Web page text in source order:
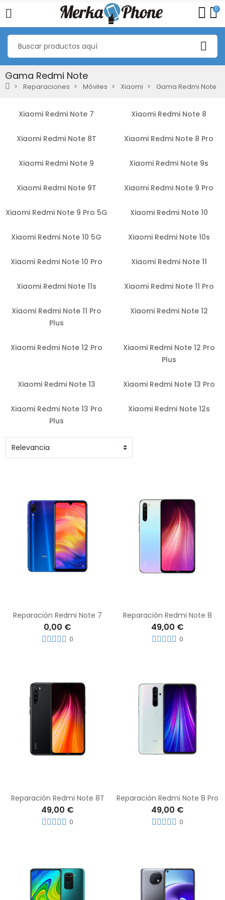
0
Gama Redmi Note
Reparaciones Móviles Xiaomi Gama Redmi Note
Xiaomi Redmi Note 7 Xiaomi Redmi Note 8
Xiaomi Redmi Note 8T Xiaomi Redmi Note 8 Pro
Xiaomi Redmi Note 9 Xiaomi Redmi Note 9s
Xiaomi Redmi Note 9T Xiaomi Redmi Note 9 Pro
Xiaomi Redmi Note 9 Pro 5G Xiaomi Redmi Note 10
Xiaomi Redmi Note 10 5G Xiaomi Redmi Note 10s
Xiaomi Redmi Note 10 Pro Xiaomi Redmi Note 11
Xiaomi Redmi Note 11s Xiaomi Redmi Note 11 Pro
Xiaomi Redmi Note 11 Pro
Plus
Xiaomi Redmi Note 12
Xiaomi Redmi Note 12 Pro
Xiaomi Redmi Note 12 Pro
Plus
Xiaomi Redmi Note 13 Xiaomi Redmi Note 13 Pro
Xiaomi Redmi Note 13 Pro
Plus
Xiaomi Redmi Note 12s
Reparación Redmi Note 7
0,00 €
0
Reparación Redmi Note 8
49,00 €
0
Reparación Redmi Note 8T
49,00 €
0
Reparación Redmi Note 8 Pro
49,00 €
0